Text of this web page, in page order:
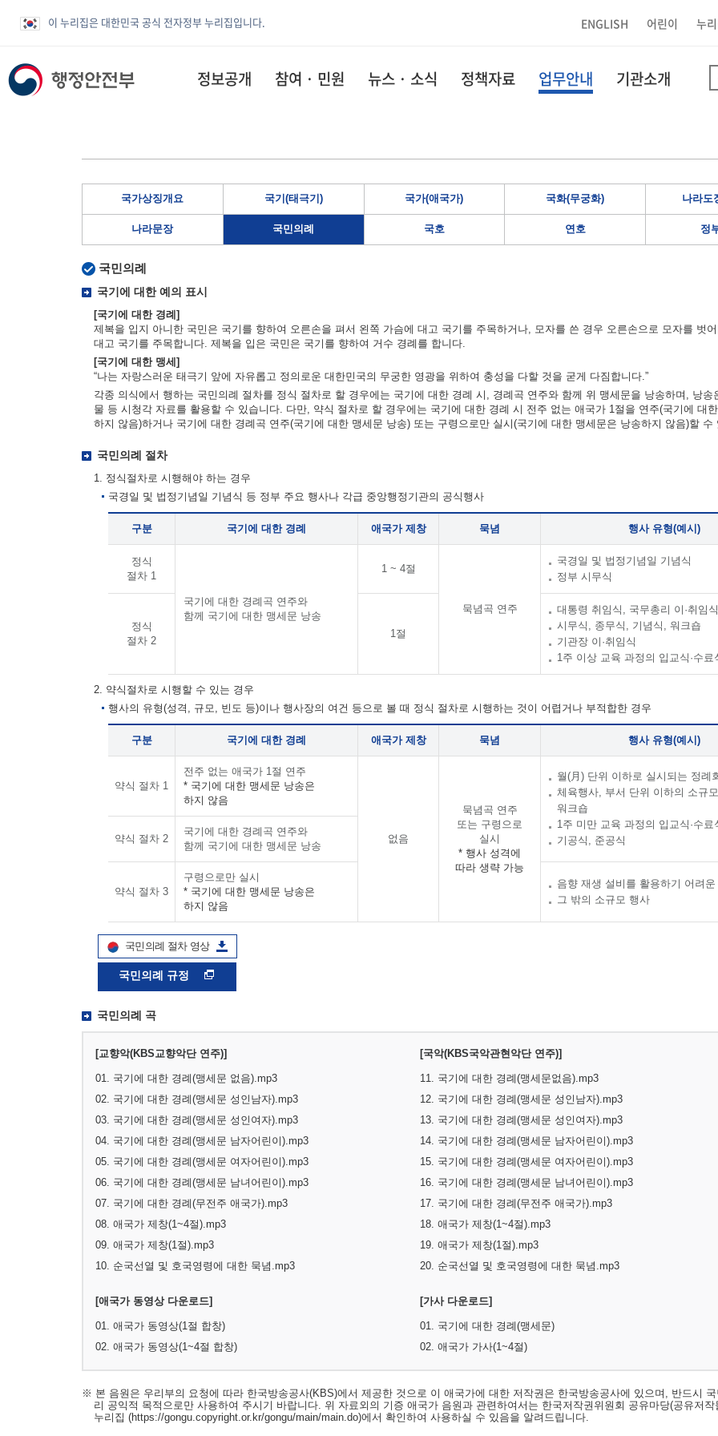
이 누리집은 대한민국 공식 전자정부 누리집입니다. ENGLISH 어린이 누
정보공개 참여 · 민원 뉴스 · 소식 정책자료 업무안내 기관소개
국가상징개요 국기(태극기) 국가(애국가) 국화(무궁화) 나라도
나라문장 국민의례 국호 연호 정
국민의례
국기에 대한 예의 표시
[국기에 대한 경례]
제복을 입지 아니한 국민은 국기를 향하여 오른손을 펴서 왼쪽 가슴에 대고 국기를 주목하거나, 모자를 쓴 경우 오른손으로 모자를 벗
대고 국기를 주목합니다. 제복을 입은 국민은 국기를 향하여 거수 경례를 합니다.
[국기에 대한 맹세]
“나는 자랑스러운 태극기 앞에 자유롭고 정의로운 대한민국의 무궁한 영광을 위하여 충성을 다할 것을 굳게 다짐합니다.”
각종 의식에서 행하는 국민의례 절차를 정식 절차로 할 경우에는 국기에 대한 경례 시, 경례곡 연주와 함께 위 맹세문을 낭송하며, 낭송
물 등 시청각 자료를 활용할 수 있습니다. 다만, 약식 절차로 할 경우에는 국기에 대한 경례 시 전주 없는 애국가 1절을 연주(국기에 대
하지 않음)하거나 국기에 대한 경례곡 연주(국기에 대한 맹세문 낭송) 또는 구령으로만 실시(국기에 대한 맹세문은 낭송하지 않음)할 수
국민의례 절차
1. 정식절차로 시행해야 하는 경우
국경일 및 법정기념일 기념식 등 정부 주요 행사나 각급 중앙행정기관의 공식행사
구분 국기에 대한 경례 애국가 제창 묵념 행사 유형(예시)
정식
절차 1
국기에 대한 경례곡 연주와
함께 국기에 대한 맹세문 낭송
1 ~ 4절
묵념곡 연주
국경일 및 법정기념일 기념식
정부 시무식
정식
절차 2
1절
대통령 취임식, 국무총리 이·취임식
시무식, 종무식, 기념식, 워크숍
기관장 이·취임식
1주 이상 교육 과정의 입교식·수료
2. 약식절차로 시행할 수 있는 경우
행사의 유형(성격, 규모, 빈도 등)이나 행사장의 여건 등으로 볼 때 정식 절차로 시행하는 것이 어렵거나 부적합한 경우
구분 국기에 대한 경례 애국가 제창 묵념 행사 유형(예시)
약식 절차 1
전주 없는 애국가 1절 연주
* 국기에 대한 맹세문 낭송은
하지 않음
없음
묵념곡 연주
또는 구령으로
실시
* 행사 성격에
따라 생략 가능
월(月) 단위 이하로 실시되는 정례
체육행사, 부서 단위 이하의 소규모
워크숍
1주 미만 교육 과정의 입교식·수료
기공식, 준공식
약식 절차 2
국기에 대한 경례곡 연주와
함께 국기에 대한 맹세문 낭송
약식 절차 3
구령으로만 실시
* 국기에 대한 맹세문 낭송은
하지 않음
음향 재생 설비를 활용하기 어려운
그 밖의 소규모 행사
국민의례 절차 영상
국민의례 규정
국민의례 곡
[교향악(KBS교향악단 연주)]
01. 국기에 대한 경례(맹세문 없음).mp3
02. 국기에 대한 경례(맹세문 성인남자).mp3
03. 국기에 대한 경례(맹세문 성인여자).mp3
04. 국기에 대한 경례(맹세문 남자어린이).mp3
05. 국기에 대한 경례(맹세문 여자어린이).mp3
06. 국기에 대한 경례(맹세문 남녀어린이).mp3
07. 국기에 대한 경례(무전주 애국가).mp3
08. 애국가 제창(1~4절).mp3
09. 애국가 제창(1절).mp3
10. 순국선열 및 호국영령에 대한 묵념.mp3
[국악(KBS국악관현악단 연주)]
11. 국기에 대한 경례(맹세문없음).mp3
12. 국기에 대한 경례(맹세문 성인남자).mp3
13. 국기에 대한 경례(맹세문 성인여자).mp3
14. 국기에 대한 경례(맹세문 남자어린이).mp3
15. 국기에 대한 경례(맹세문 여자어린이).mp3
16. 국기에 대한 경례(맹세문 남녀어린이).mp3
17. 국기에 대한 경례(무전주 애국가).mp3
18. 애국가 제창(1~4절).mp3
19. 애국가 제창(1절).mp3
20. 순국선열 및 호국영령에 대한 묵념.mp3
[애국가 동영상 다운로드]
01. 애국가 동영상(1절 합창)
02. 애국가 동영상(1~4절 합창)
[가사 다운로드]
01. 국기에 대한 경례(맹세문)
02. 애국가 가사(1~4절)
※ 본 음원은 우리부의 요청에 따라 한국방송공사(KBS)에서 제공한 것으로 이 애국가에 대한 저작권은 한국방송공사에 있으며, 반드시 국
리 공익적 목적으로만 사용하여 주시기 바랍니다. 위 자료외의 기증 애국가 음원과 관련하여서는 한국저작권위원회 공유마당(공유저작
누리집 (https://gongu.copyright.or.kr/gongu/main/main.do)에서 확인하여 사용하실 수 있음을 알려드립니다.